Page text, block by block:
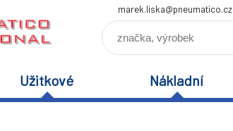
marek.liska@pneumatico.cz
Užitkové Nákladní